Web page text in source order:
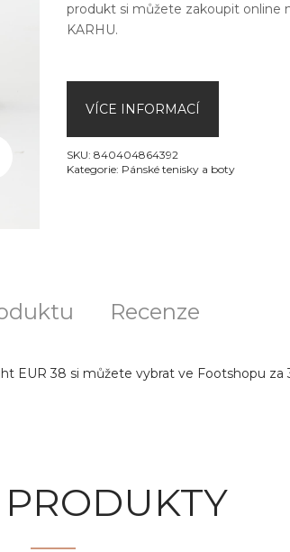
produkt si můžete zakoupit online
KARHU.
VÍCE INFORMACÍ
SKU: 840404864392
Kategorie: Pánské tenisky a boty
Recenze
EUR 38 si můžete vybrat ve Footshopu za